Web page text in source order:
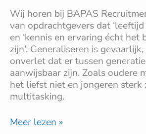
Wij horen bij BAPAS
van opdrachtgevers dat
en ‘kennis en ervaring écht het
zijn’. Generaliseren is
onverlet dat er tussen
aanwijsbaar zijn. Zoals oudere
het liefst niet en jongeren sterk
multitasking.
Meer lezen »